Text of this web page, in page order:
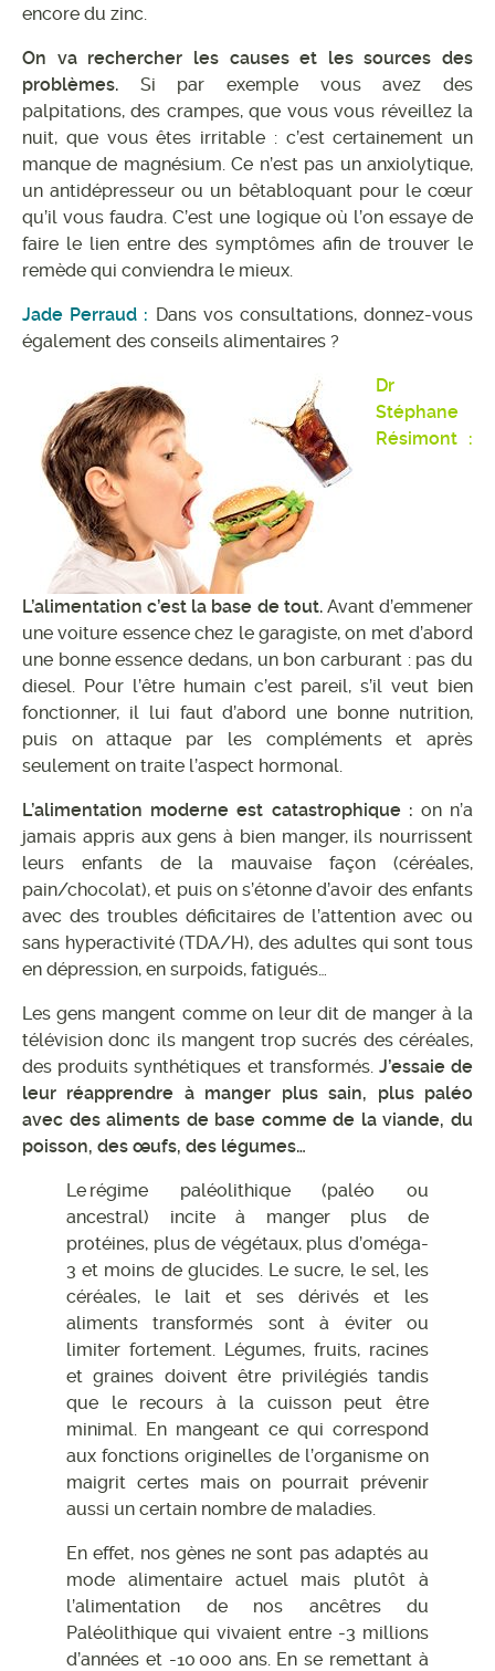
encore du zinc.
On va rechercher les causes et les sources des
problèmes. Si par exemple vous avez des
palpitations, des crampes, que vous vous réveillez la
nuit, que vous êtes irritable : c’est certainement un
manque de magnésium. Ce n’est pas un anxiolytique,
un antidépresseur ou un bêtabloquant pour le cœur
qu’il vous faudra. C’est une logique où l’on essaye de
faire le lien entre des symptômes afin de trouver le
remède qui conviendra le mieux.
Jade Perraud : Dans vos consultations, donnez-vous
également des conseils alimentaires ?
Dr
Stéphane
Résimont :
L’alimentation c’est la base de tout.Avant d’emmener
une voiture essence chez le garagiste, on met d’abord
une bonne essence dedans, un bon carburant : pas du
diesel. Pour l’être humain c’est pareil, s’il veut bien
fonctionner, il lui faut d’abord une bonne nutrition,
puis on attaque par les compléments et après
seulement on traite l’aspect hormonal.
L’alimentation moderne est catastrophique : on n’a
jamais appris aux gens à bien manger, ils nourrissent
leurs enfants de la mauvaise façon (céréales,
pain/chocolat), et puis on s’étonne d’avoir des enfants
avec des troubles déficitaires de l’attention avec ou
sans hyperactivité (TDA/H), des adultes qui sont tous
en dépression, en surpoids, fatigués…
Les gens mangent comme on leur dit de manger à la
télévision donc ils mangent trop sucrés des céréales,
des produits synthétiques et transformés. J’essaie de
leur réapprendre à manger plus sain, plus paléo
avec des aliments de base comme de la viande, du
poisson, des œufs, des légumes…
Le régime paléolithique (paléo ou
ancestral) incite à manger plus de
protéines, plus de végétaux, plus d’oméga-
3 et moins de glucides. Le sucre, le sel, les
céréales, le lait et ses dérivés et les
aliments transformés sont à éviter ou
limiter fortement. Légumes, fruits, racines
et graines doivent être privilégiés tandis
que le recours à la cuisson peut être
minimal. En mangeant ce qui correspond
aux fonctions originelles de l’organisme on
maigrit certes mais on pourrait prévenir
aussi un certain nombre de maladies.
En effet, nos gènes ne sont pas adaptés au
mode alimentaire actuel mais plutôt à
l’alimentation de nos ancêtres du
Paléolithique qui vivaient entre -3 millions
d’années et -10 000 ans. En se remettant à